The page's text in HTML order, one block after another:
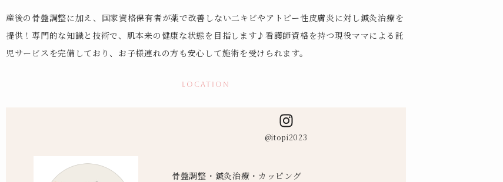
産後の骨盤調整に加え、国家資格保有者が薬で改善しない二キビやアトピー性皮膚炎に対し鍼灸治療を
提供！専門的な知識と技術で、肌本来の健康な状態を目指します♪看護師資格を持つ現役ママによる託
児サービスを完備しており、お子様連れの方も安心して施術を受けられます。
location
@itopi2023
骨盤調整・鍼灸治療・カッピング